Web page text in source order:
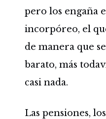
pero los engaña
incorpóreo, el
de manera que
barato, más
casi nada.
Las pensiones,